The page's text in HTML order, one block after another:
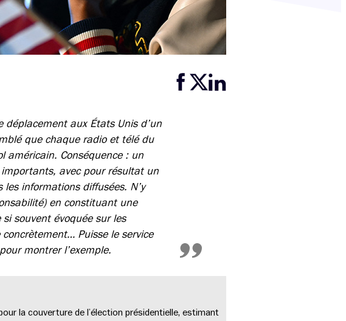
aux États Unis d’un
que chaque radio et télé du
américain. Conséquence : un
avec pour résultat un
informations diffusées. N’y
en constituant une
si souvent évoquée sur les
Puisse le service
montrer l’exemple.
la couverture de l’élection présidentielle, estimant